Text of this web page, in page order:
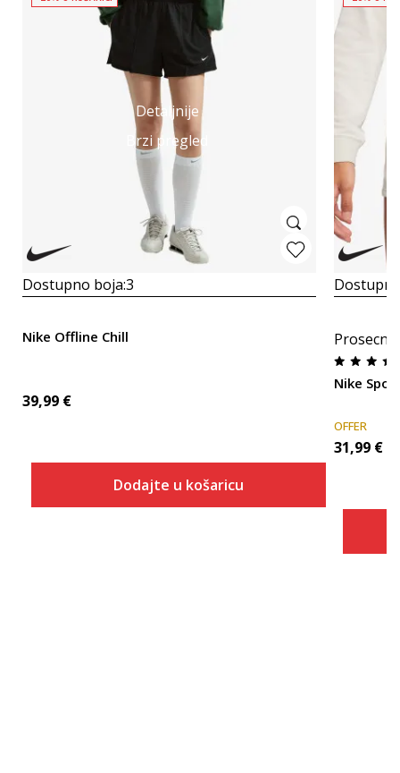
Detaljnije
Brzi pregled
Dostupno boja:3
Nike Offline Chill
39,99 €
Dodajte u košaricu
Nike
OFFER
31,99 €